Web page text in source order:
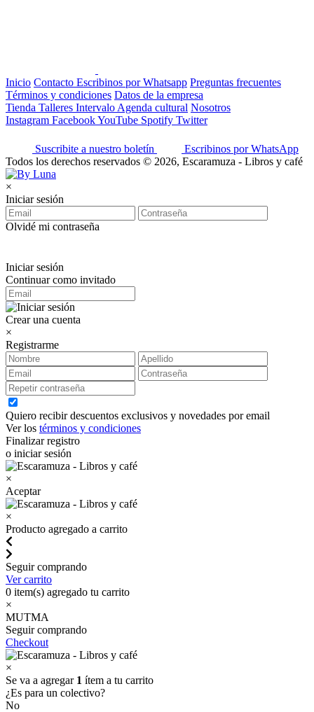
Inicio Contacto Escribinos por Whatsapp Preguntas frecuentes
Términos y condiciones Datos de la empresa
Tienda Talleres Intervalo Agenda cultural Nosotros
Instagram FacebookYouTube Spotify Twitter
Suscribite a nuestro boletín
Escribinos por WhatsApp
Todos los derechos reservados © 2026, Escaramuza - Libros y café
×
Iniciar sesión
Olvidé mi contraseña
Iniciar sesión
Continuar como invitado
Crear una cuenta
×
Registrarme
Quiero recibir descuentos exclusivos y novedades por email
Ver los términos y condiciones
Finalizar registro
o iniciar sesión
×
Aceptar
×
Producto agregado a carrito
Seguir comprando
Ver carrito
0 item(s) agregado tu carrito
×
MUTMA
Seguir comprando
Checkout
×
Se va a agregar 1 ítem a tu carrito
¿Es para un colectivo?
No